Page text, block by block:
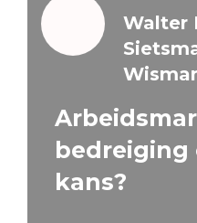
Walter
bedreiging
kans?